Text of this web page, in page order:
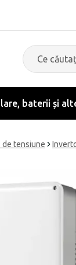
baterii și
de tensiune